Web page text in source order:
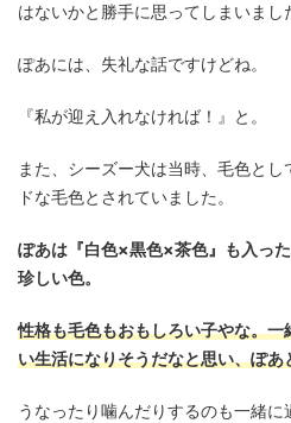
はないかと勝手に思ってしまいまし
ぽあには、失礼な話ですけどね。
『私が迎え入れなければ！』と。
また、シーズー犬は当時、毛色と
ドな毛色とされていました。
ぽあは『白色×黒色×茶色』も入っ
珍しい色。
性格も毛色もおもしろい子やな。
い生活になりそうだなと思い、ぽあ
うなったり噛んだりするのも一緒